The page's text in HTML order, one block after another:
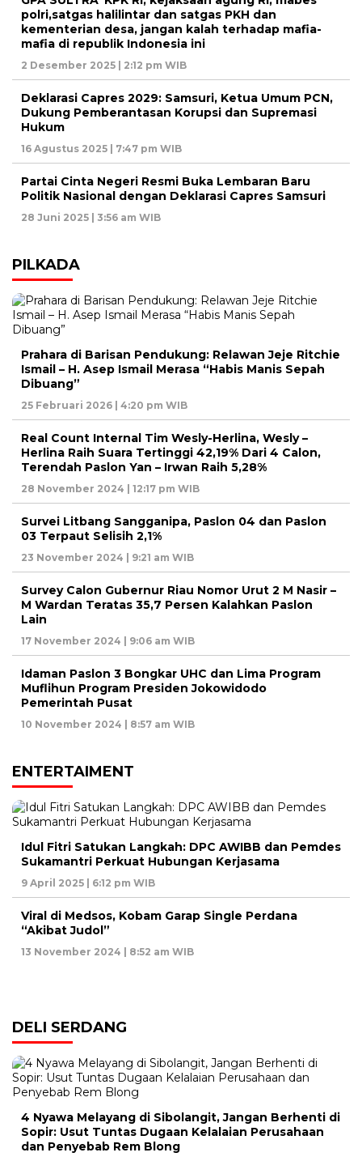
polri,satgas halilintar dan satgas PKH dan
kementerian desa, jangan kalah terhadap mafia-
mafia di republik Indonesia ini
2 Desember 2025 | 2:12 pm WIB
Deklarasi Capres 2029: Samsuri, Ketua Umum PCN,
Dukung Pemberantasan Korupsi dan Supremasi
Hukum
16 Agustus 2025 | 7:47 pm WIB
Partai Cinta Negeri Resmi Buka Lembaran Baru
Politik Nasional dengan Deklarasi Capres Samsuri
28 Juni 2025 | 3:56 am WIB
PILKADA
Prahara di Barisan Pendukung: Relawan Jeje Ritchie
Ismail – H. Asep Ismail Merasa “Habis Manis Sepah
Dibuang”
25 Februari 2026 | 4:20 pm WIB
Real Count Internal Tim Wesly-Herlina, Wesly –
Herlina Raih Suara Tertinggi 42,19% Dari 4 Calon,
Terendah Paslon Yan – Irwan Raih 5,28%
28 November 2024 | 12:17 pm WIB
Survei Litbang Sangganipa, Paslon 04 dan Paslon
03 Terpaut Selisih 2,1%
23 November 2024 | 9:21 am WIB
Survey Calon Gubernur Riau Nomor Urut 2 M Nasir –
M Wardan Teratas 35,7 Persen Kalahkan Paslon
Lain
17 November 2024 | 9:06 am WIB
Idaman Paslon 3 Bongkar UHC dan Lima Program
Muflihun Program Presiden Jokowidodo
Pemerintah Pusat
10 November 2024 | 8:57 am WIB
ENTERTAIMENT
Idul Fitri Satukan Langkah: DPC AWIBB dan Pemdes
Sukamantri Perkuat Hubungan Kerjasama
9 April 2025 | 6:12 pm WIB
Viral di Medsos, Kobam Garap Single Perdana
“Akibat Judol”
13 November 2024 | 8:52 am WIB
DELI SERDANG
4 Nyawa Melayang di Sibolangit, Jangan Berhenti di
Sopir: Usut Tuntas Dugaan Kelalaian Perusahaan
dan Penyebab Rem Blong